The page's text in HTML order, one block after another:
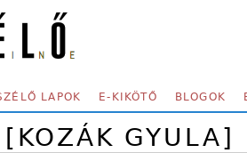
LAPOK E-KIKÖTŐ BLOGOK
[KOZÁK GYULA]